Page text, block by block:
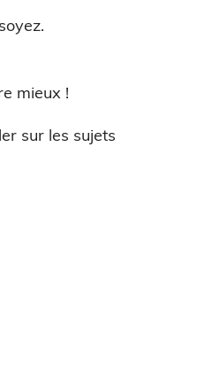
mieux !
sur les sujets